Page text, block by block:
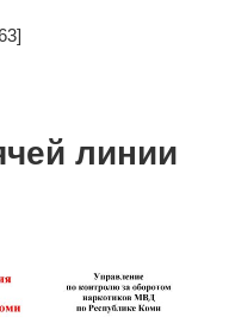
линии